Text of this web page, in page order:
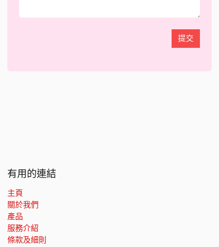
提交
有用的連結
主頁
關於我們
產品
服務介紹
條款及細則